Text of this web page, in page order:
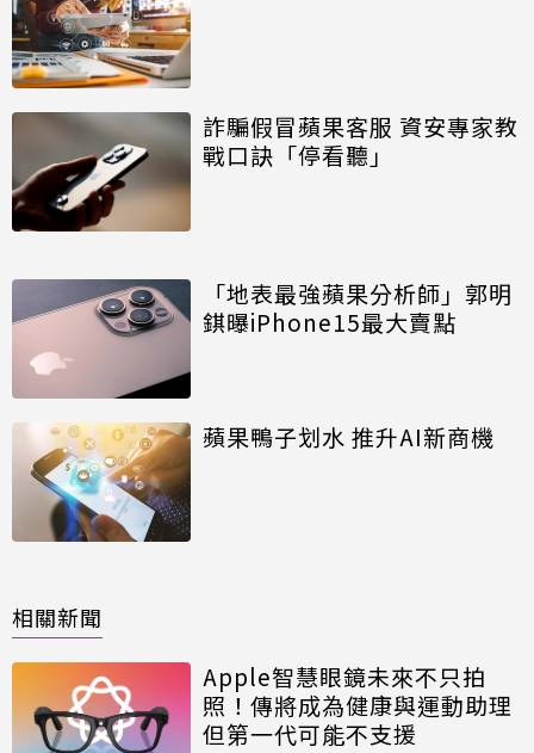
詐騙假冒蘋果客服 資安專家教
戰口訣「停看聽」
「地表最強蘋果分析師」郭明
錤曝iPhone15最大賣點
蘋果鴨子划水 推升AI新商機
相關新聞
Apple智慧眼鏡未來不只拍
照！傳將成為健康與運動助理
但第一代可能不支援